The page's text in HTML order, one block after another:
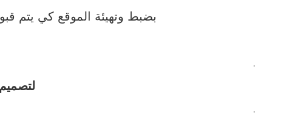
بضبط وتهيئة الموقع كي يتم
.
.